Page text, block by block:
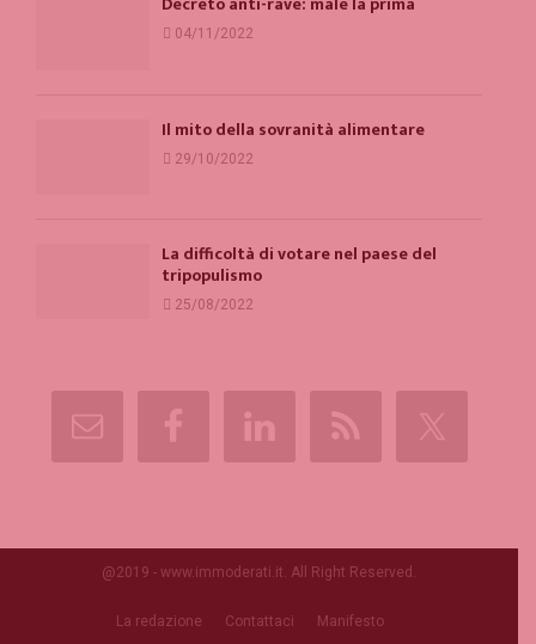
04/11/2022
Il mito della sovranità alimentare
29/10/2022
La difficoltà di votare nel paese del
tripopulismo
25/08/2022
@2019 - www.immoderati.it. All Right Reserved.
La redazione Contattaci Manifesto